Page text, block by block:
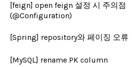
[feign] open feign 설정 시 주의점
(@Configuration)
[Spring] repository와 페이징 오류
[MySQL] rename PK column